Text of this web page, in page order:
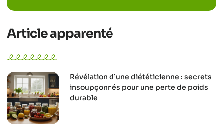
Article apparenté
Révélation d’une diététicienne : secrets
insoupçonnés pour une perte de poids
durable